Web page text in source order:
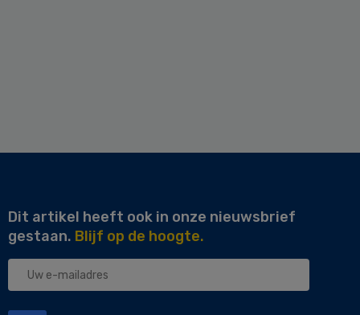
Dit artikel heeft ook in onze nieuwsbrief
gestaan. Blijf op de hoogte.
Uw